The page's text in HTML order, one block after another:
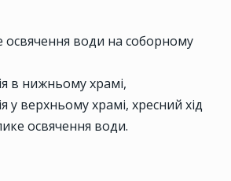
освячення води на соборному
в нижньому храмі,
у верхньому храмі, хресний хід
освячення води.